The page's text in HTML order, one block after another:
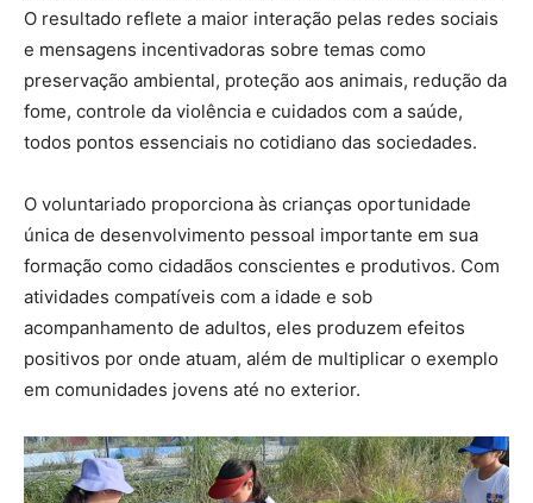
O resultado reflete a maior interação pelas redes sociais
e mensagens incentivadoras sobre temas como
preservação ambiental, proteção aos animais, redução da
fome, controle da violência e cuidados com a saúde,
todos pontos essenciais no cotidiano das sociedades.
O voluntariado proporciona às crianças oportunidade
única de desenvolvimento pessoal importante em sua
formação como cidadãos conscientes e produtivos. Com
atividades compatíveis com a idade e sob
acompanhamento de adultos, eles produzem efeitos
positivos por onde atuam, além de multiplicar o exemplo
em comunidades jovens até no exterior.